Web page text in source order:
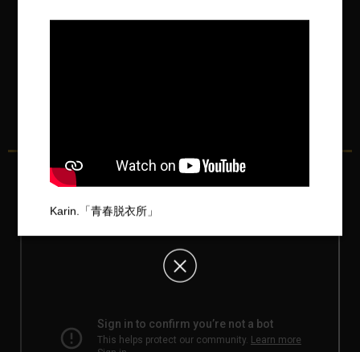
ショートフィルム「solitude ability - 涙の賞味期限
- 」/ 枝優花 × 伊藤万理華 × Karin.
Karin.「青春脱衣所」